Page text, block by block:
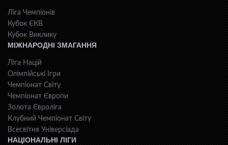
Ліга Чемпіонів
Кубок ЄКВ
Кубок Виклику
МІЖНАРОДНІ ЗМАГАННЯ
Ліга Націй
Олімпійські Ігри
Чемпіонат Світу
Чемпіонат Європи
Золота Євроліга
Клубний Чемпіонат Світу
Всесвiтня Унiверсiaда
НАЦІОНАЛЬНІ ЛІГИ